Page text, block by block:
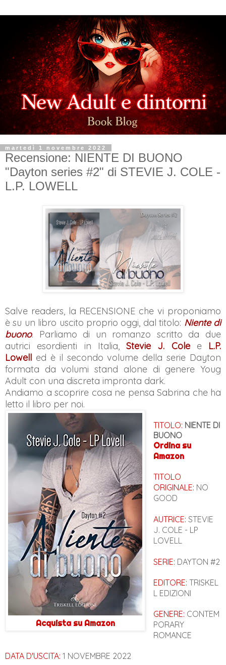
martedì 1 novembre 2022
Recensione: NIENTE DI BUONO
"Dayton series #2" di STEVIE J. COLE -
L.P. LOWELL
Salve readers, la RECENSIONE che vi proponiamo
è su un libro uscito proprio oggi, dal titolo: Niente di
buono. Parliamo di un romanzo scritto da due
autrici esordienti in Italia, Stevie J. Colee L.P.
Lowell ed è il secondo volume della serie Dayton
formata da volumi stand alone di genere Youg
Adult con una discreta impronta dark.
Andiamo a scoprire cosa ne pensa Sabrina che ha
letto il libro per noi.
Acquista su Amazon
TITOLO: NIENTE DI
BUONO
Ordina su
Amazon
TITOLO
ORIGINALE: NO
GOOD
AUTRICE: STEVIE
J. COLE - LP
LOVELL
SERIE: DAYTON #2
EDITORE: TRISKEL
L EDIZIONI
GENERE: CONTEM
PORARY
ROMANCE
DATA D'USCITA: 1 NOVEMBRE 2022